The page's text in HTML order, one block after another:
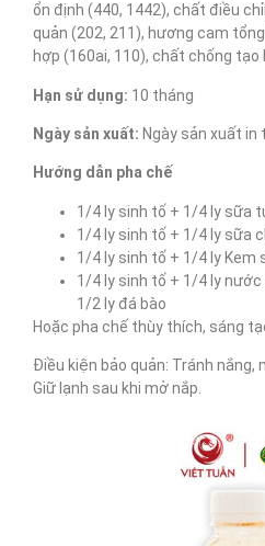
ổn định (440, 1442), chất điều
quản (202, 211), hương cam
hợp (160ai, 110), chất chống tạo
Hạn sử dụng: 10 tháng
Ngày sản xuất: Ngày sản xuất in
Hướng dẫn pha chế
1/4 ly sinh tố + 1/4 ly sữa
1/4 ly sinh tố + 1/4 ly sữa
1/4 ly sinh tố + 1/4 ly Kem
1/4 ly sinh tố + 1/4 ly
1/2 ly đá bào
Hoặc pha chế thùy thích, sáng
Điều kiện bảo quản: Tránh nắng,
Giữ lạnh sau khi mở nắp.